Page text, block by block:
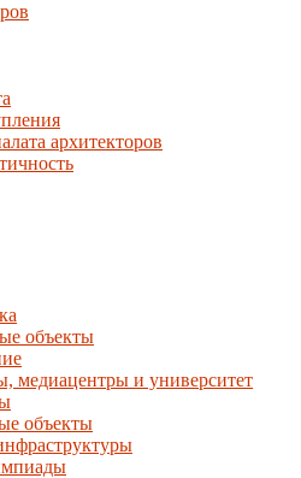
архитекторов
объекты
медиацентры и университет
объекты